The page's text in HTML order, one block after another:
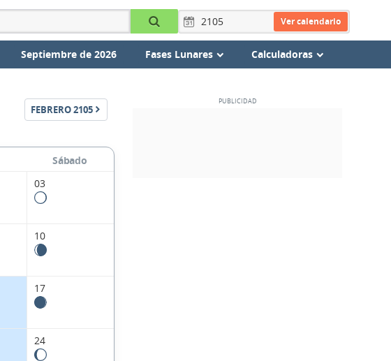
Ver calendario
Septiembre de 2026 Fases Lunares Calculadoras
FEBRERO2105
Sábado
03
10
17
24